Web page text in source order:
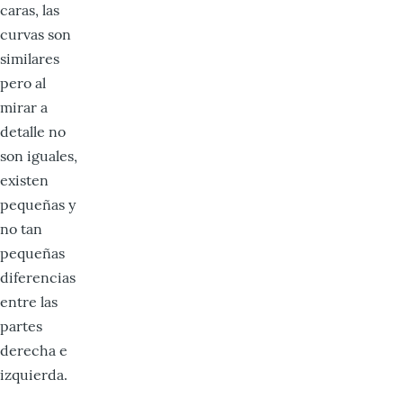
caras, las
curvas son
similares
pero al
mirar a
detalle no
son iguales,
existen
pequeñas y
no tan
pequeñas
diferencias
entre las
partes
derecha e
izquierda.